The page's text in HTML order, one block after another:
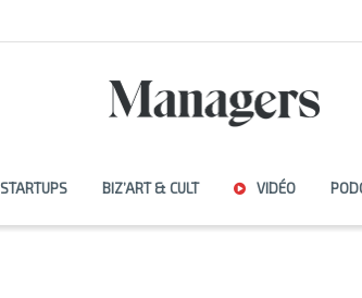
STARTUPS BIZ’ART & CULT VIDÉO